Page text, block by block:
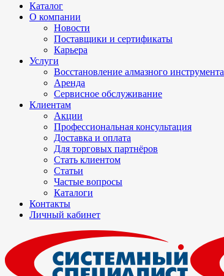
Каталог
О компании
Новости
Поставщики и сертификаты
Карьера
Услуги
Восстановление алмазного инструмента
Аренда
Сервисное обслуживание
Клиентам
Акции
Профессиональная консультация
Доставка и оплата
Для торговых партнёров
Стать клиентом
Статьи
Частые вопросы
Каталоги
Контакты
Личный кабинет